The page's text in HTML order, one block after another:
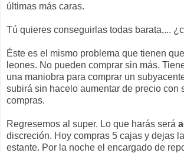
últimas más caras.
Tú quieres conseguirlas todas barata,...
Éste es el mismo problema que tienen
leones. No pueden comprar sin más.
una maniobra para comprar un
subirá sin hacelo aumentar de precio con
compras.
Regresemos al super. Lo que harás será
discreción. Hoy compras 5 cajas y dejas
estante. Por la noche el encargado de